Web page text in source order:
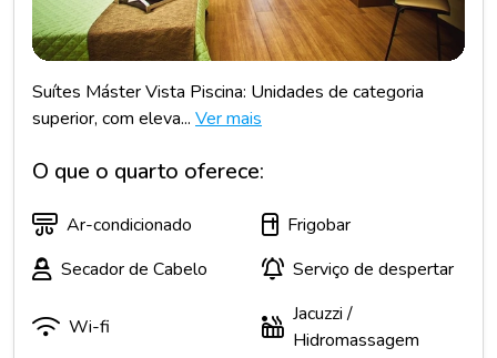
Suítes Máster Vista Piscina: Unidades de categoria
superior, com eleva... Ver mais
O que o quarto oferece:
Ar-condicionado
Frigobar
Secador de Cabelo
Serviço de despertar
Wi-fi
Jacuzzi /
Hidromassagem